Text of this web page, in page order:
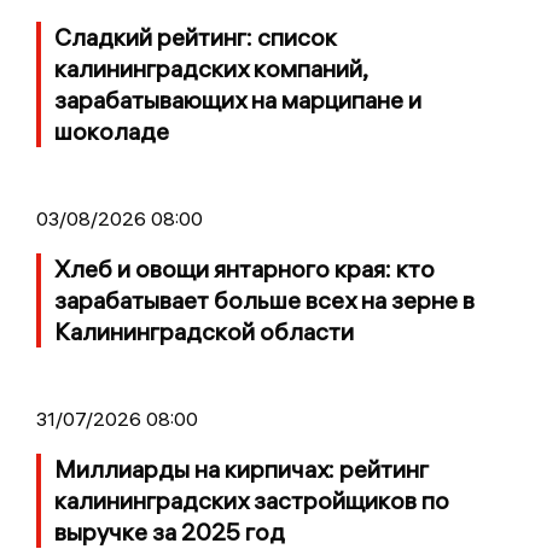
Сладкий рейтинг: список
калининградских компаний,
зарабатывающих на марципане и
шоколаде
03/08/2026 08:00
Хлеб и овощи янтарного края: кто
зарабатывает больше всех на зерне в
Калининградской области
31/07/2026 08:00
Миллиарды на кирпичах: рейтинг
калининградских застройщиков по
выручке за 2025 год